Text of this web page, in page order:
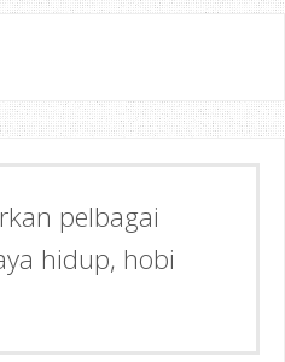
pelbagai
hidup, hobi
Manfaat &